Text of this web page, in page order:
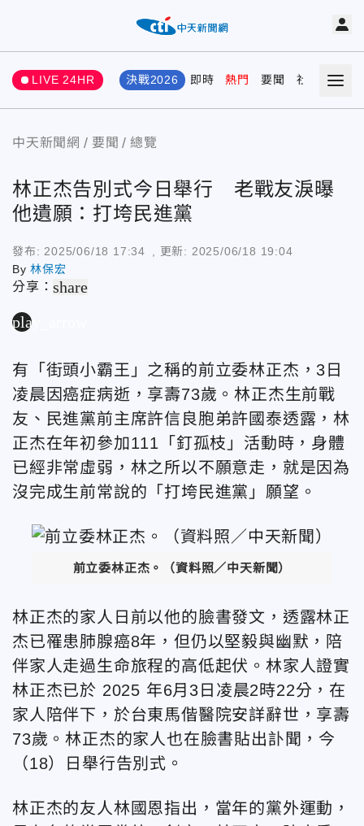
LIVE 24HR 決戰2026 即時 熱門 要聞 社會 娛樂
中天新聞網 要聞 總覽
林正杰告別式今日舉行 老戰友淚曝
他遺願：打垮民進黨
發布: 2025/06/18 17:34 , 更新: 2025/06/18 19:04
By林保宏
分享：share
play_arrow
有「街頭小霸王」之稱的前立委林正杰，3日
凌晨因癌症病逝，享壽73歲。林正杰生前戰
友、民進黨前主席許信良胞弟許國泰透露，林
正杰在年初參加111「 釘孤枝 」活動時，身體
已經非常虛弱，林之所以不願意走，就是因為
沒完成生前常說的「打垮民進黨」願望。
前立委林正杰。（資料照／中天新聞）
林正杰的家人日前以他的臉書發文，透露林正
杰已罹患肺腺癌8年，但仍以堅毅與幽默，陪
伴家人走過生命旅程的高低起伏。林家人證實
林正杰已於 2025 年6月3日凌晨2時22分，在
家人陪伴下，於台東馬偕醫院安詳辭世，享壽
73歲。林正杰的家人也在臉書貼出訃聞，今
（18）日舉行告別式。
林正杰的友人林國恩指出，當年的黨外運動，